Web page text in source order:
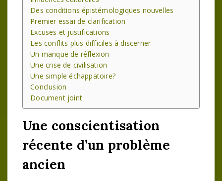
Des conditions épistémologiques nouvelles
Premier essai de clarification
Excuses et justifications
Les conflits plus difficiles à discerner
Un manque de réflexion
Une crise de civilisation
Une simple échappatoire?
Conclusion
Document joint
Une conscientisation
récente d’un problème
ancien